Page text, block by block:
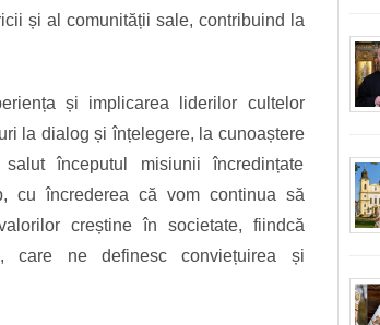
și al comunității sale, contribuind la
și implicarea liderilor cultelor
la dialog și înțelegere, la cunoaștere
începutul misiunii încredințate
cu încrederea că vom continua să
creștine în societate, fiindcă
care ne definesc conviețuirea și